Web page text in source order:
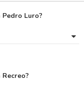
Luro?